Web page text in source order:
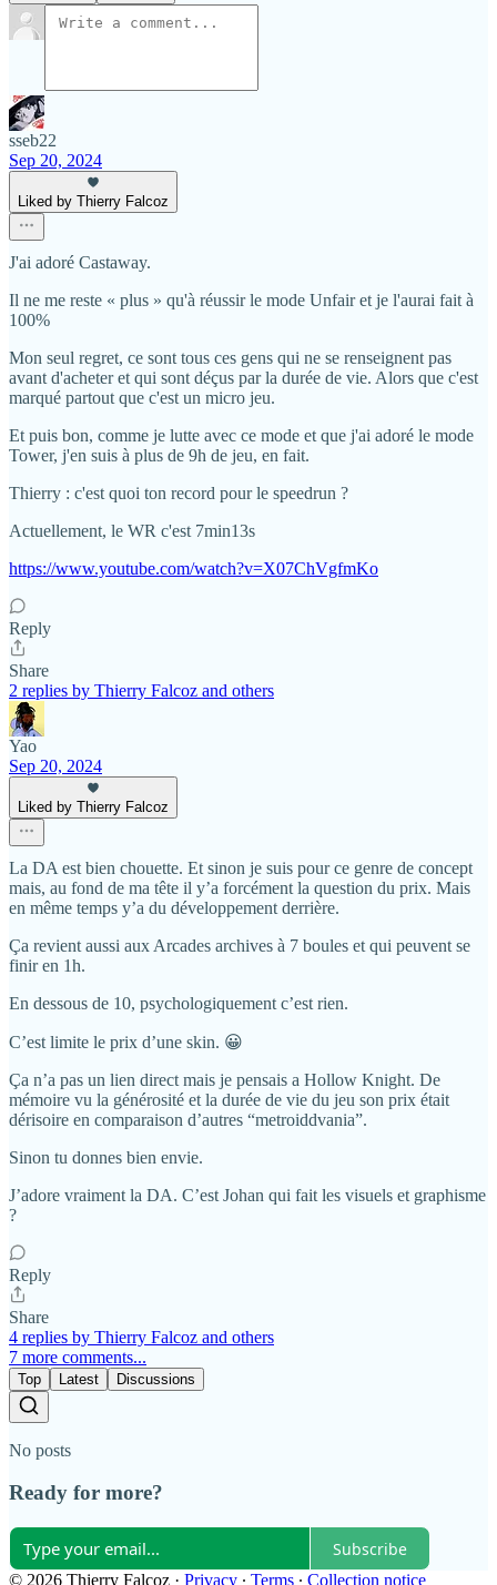
sseb22
Sep 20, 2024
Liked by Thierry Falcoz
J'ai adoré Castaway.
Il ne me reste « plus » qu'à réussir le mode Unfair et je l'aurai fait à
100%
Mon seul regret, ce sont tous ces gens qui ne se renseignent pas
avant d'acheter et qui sont déçus par la durée de vie. Alors que c'est
marqué partout que c'est un micro jeu.
Et puis bon, comme je lutte avec ce mode et que j'ai adoré le mode
Tower, j'en suis à plus de 9h de jeu, en fait.
Thierry : c'est quoi ton record pour le speedrun ?
Actuellement, le WR c'est 7min13s
https://www.youtube.com/watch?v=X07ChVgfmKo
Reply
Share
2 replies by Thierry Falcoz and others
Yao
Sep 20, 2024
Liked by Thierry Falcoz
La DA est bien chouette. Et sinon je suis pour ce genre de concept
mais, au fond de ma tête il y’a forcément la question du prix. Mais
en même temps y’a du développement derrière.
Ça revient aussi aux Arcades archives à 7 boules et qui peuvent se
finir en 1h.
En dessous de 10, psychologiquement c’est rien.
C’est limite le prix d’une skin. 😀
Ça n’a pas un lien direct mais je pensais a Hollow Knight. De
mémoire vu la générosité et la durée de vie du jeu son prix était
dérisoire en comparaison d’autres “metroiddvania”.
Sinon tu donnes bien envie.
J’adore vraiment la DA. C’est Johan qui fait les visuels et graphisme
?
Reply
Share
4 replies by Thierry Falcoz and others
7 more comments...
Top Latest Discussions
No posts
Ready for more?
Subscribe
© 2026 Thierry Falcoz · Privacy ∙ Terms ∙ Collection notice